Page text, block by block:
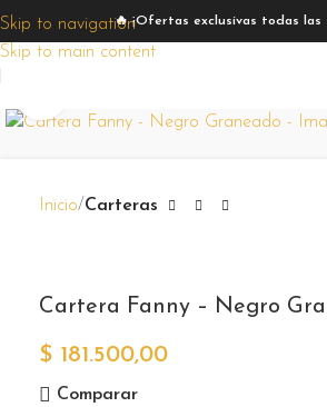
Skip to navigation
Skip to main content
🔥 ¡Ofertas exclusivas todas las
Inicio Carteras
Cartera Fanny – Negro
$ 181.500,00
Comparar